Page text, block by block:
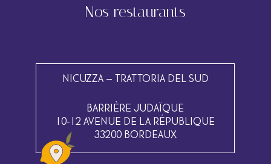
Nos restaurants
NICUZZA – TRATTORIA DEL SUD
BARRIÈRE JUDAÏQUE
10-12 AVENUE DE LA RÉPUBLIQUE
33200 BORDEAUX